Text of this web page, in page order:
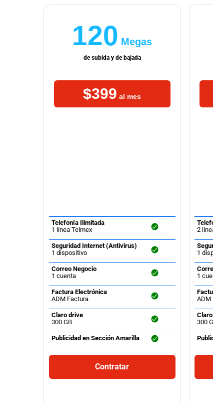
120 Megas
de subida y de bajada
$399 al mes
Telefonía Ilimitada
1 línea Telmex
Seguridad Internet (Antivirus)
1 dispositivo
Correo Negocio
1 cuenta
Factura Electrónica
ADM Factura
Claro drive
300 GB
Publicidad en Sección Amarilla
Contratar
2 líneas
1
Correo
1 cuenta
Factura
ADM
Claro
300 GB